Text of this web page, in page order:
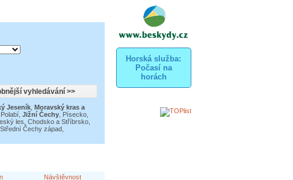
Horská služba:
Počasí na
horách
Jeseník, Moravský kras a
, Jižní Čechy, Písecko,
les, Chodsko a Stříbrsko,
Střední Čechy západ,
Návštěvnost